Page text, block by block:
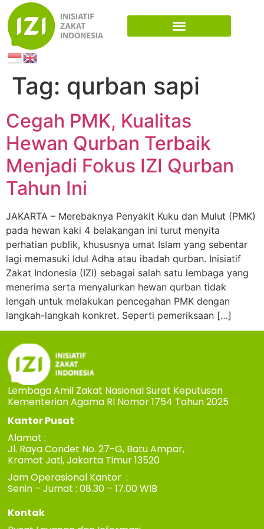
Tag: qurban sapi
Cegah PMK, Kualitas
Hewan Qurban Terbaik
Menjadi Fokus IZI Qurban
Tahun Ini
JAKARTA – Merebaknya Penyakit Kuku dan Mulut (PMK)
pada hewan kaki 4 belakangan ini turut menyita
perhatian publik, khususnya umat Islam yang sebentar
lagi memasuki Idul Adha atau ibadah qurban. Inisiatif
Zakat Indonesia (IZI) sebagai salah satu lembaga yang
menerima serta menyalurkan hewan qurban tidak
lengah untuk melakukan pencegahan PMK dengan
langkah-langkah konkret. Seperti pemeriksaan […]
Lembaga Amil Zakat Nasional Surat Keputusan
Kementerian Agama RI Nomor 1754 Tahun 2025
Kantor Pusat
Alamat :
Jl. Raya Condet No. 27-G, Batu Ampar,
Kramat Jati, Jakarta Timur 13520
Jam Operasional Kantor :
Senin – Jumat : 08.30 – 17.00 WIB
Kontak